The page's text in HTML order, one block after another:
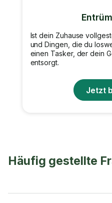
Ist dein Zuhause
und Dingen, die du
einen Tasker, der dein
entsorgt.
Jetzt
Häufig gestellte